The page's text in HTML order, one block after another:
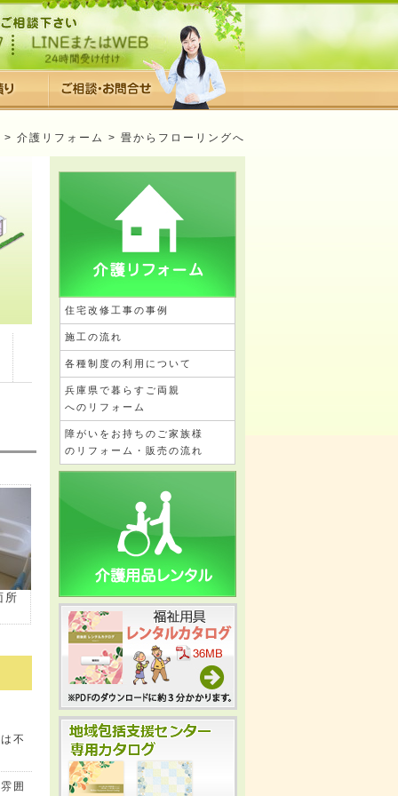
> 介護リフォーム > 畳からフローリングへ
所
不
囲
住宅改修工事の事例
施工の流れ
各種制度の利用について
兵庫県で暮らすご両親
へのリフォーム
障がいをお持ちのご家族様
のリフォーム・販売の流れ